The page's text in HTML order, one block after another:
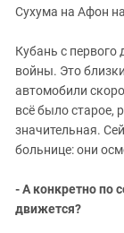
Сухума на Афон
Кубань с первого
войны. Это
автомобили
всё было старое,
значительная.
больнице: они
- А конкретно по
движется?